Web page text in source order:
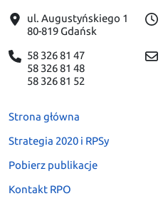
ul. Augustyńskiego 1
80-819 Gdańsk
58 326 81 47
58 326 81 48
58 326 81 52
Strona główna
Strategia 2020 i RPSy
Pobierz publikacje
Kontakt RPO